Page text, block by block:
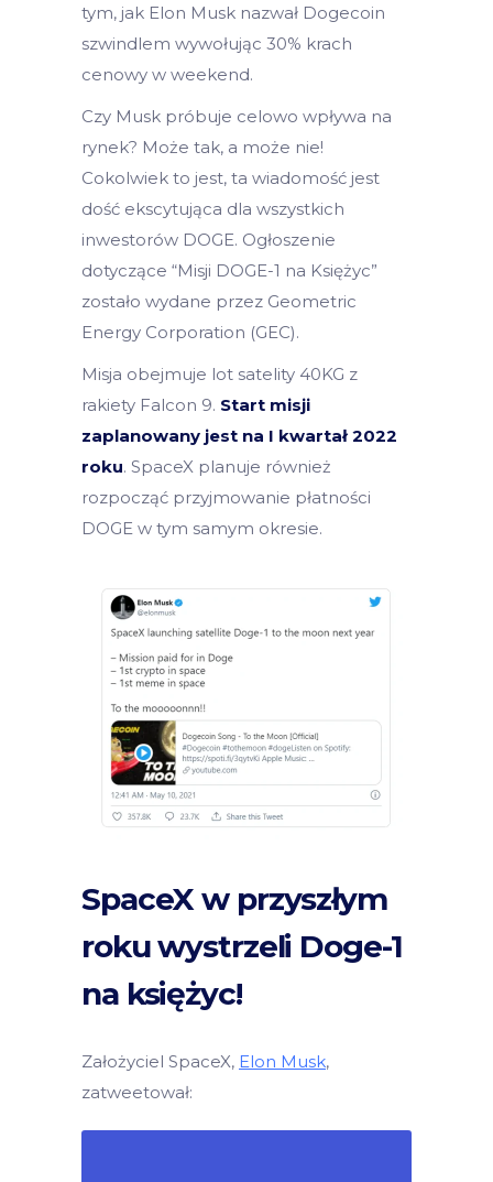
tym, jak Elon Musk nazwał Dogecoin
szwindlem wywołując 30% krach
cenowy w weekend.
Czy Musk próbuje celowo wpływa na
rynek? Może tak, a może nie!
Cokolwiek to jest, ta wiadomość jest
dość ekscytująca dla wszystkich
inwestorów DOGE. Ogłoszenie
dotyczące “Misji DOGE-1 na Księżyc”
zostało wydane przez Geometric
Energy Corporation (GEC).
Misja obejmuje lot satelity 40KG z
rakiety Falcon 9. Start misji
zaplanowany jest na I kwartał 2022
roku. SpaceX planuje również
rozpocząć przyjmowanie płatności
DOGE w tym samym okresie.
SpaceX w przyszłym
roku wystrzeli Doge-1
na księżyc!
Założyciel SpaceX, Elon Musk,
zatweetował: